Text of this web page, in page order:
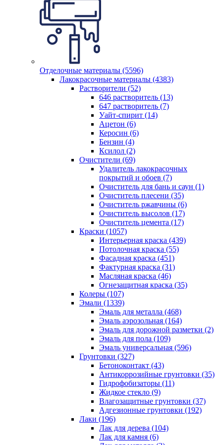
Отделочные материалы (5596)
Лакокрасочные материалы (4383)
Растворители (52)
646 растворитель (13)
647 растворитель (7)
Уайт-спирит (14)
Ацетон (6)
Керосин (6)
Бензин (4)
Ксилол (2)
Очистители (69)
Удалитель лакокрасочных
покрытий и обоев (7)
Очиститель для бань и саун (1)
Очиститель плесени (35)
Очиститель ржавчины (6)
Очиститель высолов (17)
Очиститель цемента (17)
Краски (1057)
Интерьерная краска (439)
Потолочная краска (55)
Фасадная краска (451)
Фактурная краска (31)
Масляная краска (46)
Огнезащитная краска (35)
Колеры (107)
Эмали (1339)
Эмаль для металла (468)
Эмаль аэрозольная (164)
Эмаль для дорожной разметки (2)
Эмаль для пола (109)
Эмаль универсальная (596)
Грунтовки (327)
Бетоноконтакт (43)
Антикоррозийные грунтовки (35)
Гидрофобизаторы (11)
Жидкое стекло (9)
Влагозащитные грунтовки (37)
Адгезионные грунтовки (192)
Лаки (196)
Лак для дерева (104)
Лак для камня (6)